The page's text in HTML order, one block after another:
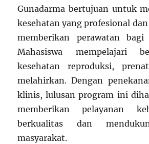
Gunadarma bertujuan untuk
kesehatan yang profesional
memberikan perawatan
Mahasiswa mempelajari
kesehatan reproduksi,
melahirkan. Dengan
klinis, lulusan program ini
memberikan pelayanan
berkualitas dan
masyarakat.